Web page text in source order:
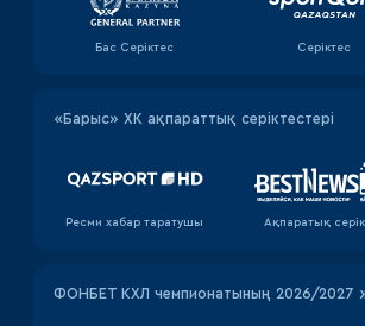
Бас Серіктес Серіктес
«Барыс» ХК ақпараттық серіктестері
Ресми хабар таратушы Ақпаратық
ФОНБЕТ КХЛ чемпионатының 2026/2027